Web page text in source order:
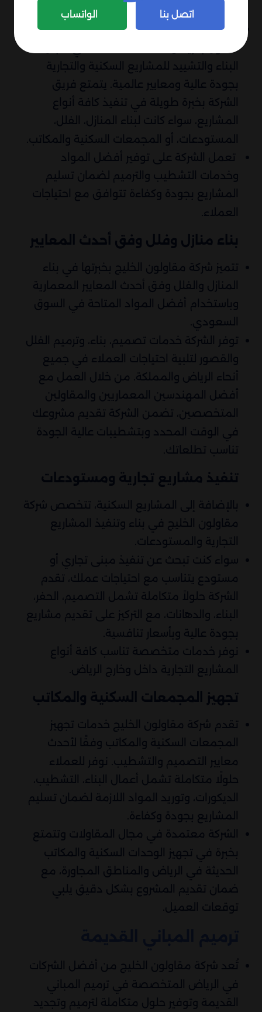
تقدم شركة مقاولون الخليج، التي تعد أفضل
مقاول بالرياض، خدمات متكاملة في مجال
البناء والتشييد للمشاريع السكنية والتجارية
بجودة عالية ومعايير عالمية. يتمتع فريق
الشركة بخبرة طويلة في تنفيذ كافة أنواع
المشاريع، سواء كانت لبناء المنازل، الفلل،
المستودعات، أو المجمعات السكنية والمكاتب.
تعمل الشركة على توفير أفضل المواد
وخدمات التشطيب والترميم لضمان تسليم
المشاريع بجودة وكفاءة تتوافق مع احتياجات
العملاء.
بناء منازل وفلل وفق أحدث المعايير
تتميز شركة مقاولون الخليج بخبرتها في بناء
المنازل والفلل وفق أحدث المعايير المعمارية
وباستخدام أفضل المواد المتاحة في السوق
السعودي.
توفر الشركة خدمات تصميم، بناء، وترميم الفلل
والقصور لتلبية احتياجات العملاء في جميع
أنحاء الرياض والمملكة. من خلال العمل مع
أفضل المهندسين المعماريين والمقاولين
المتخصصين، تضمن الشركة تقديم مشروعك
في الوقت المحدد وبتشطيبات عالية الجودة
تناسب تطلعاتك.
تنفيذ مشاريع تجارية ومستودعات
بالإضافة إلى المشاريع السكنية، تتخصص شركة
مقاولون الخليج في بناء وتنفيذ المشاريع
التجارية والمستودعات.
سواء كنت تبحث عن تنفيذ مبنى تجاري أو
مستودع يتناسب مع احتياجات عملك، تقدم
الشركة حلولاً متكاملة تشمل التصميم، الحفر،
البناء، والدهانات، مع التركيز على تقديم مشاريع
بجودة عالية وبأسعار تنافسية.
نوفر خدمات متخصصة تناسب كافة أنواع
المشاريع التجارية داخل وخارج الرياض.
تجهيز المجمعات السكنية والمكاتب
تقدم شركة مقاولون الخليج خدمات تجهيز
المجمعات السكنية والمكاتب وفقًا لأحدث
معايير التصميم والتشطيب. نوفر للعملاء
حلولًا متكاملة تشمل أعمال البناء، التشطيب،
الديكورات، وتوريد المواد اللازمة لضمان تسليم
المشاريع بجودة وكفاءة.
الشركة معتمدة في مجال المقاولات وتتمتع
بخبرة في تجهيز الوحدات السكنية والمكاتب
الحديثة في الرياض والمناطق المجاورة، مع
ضمان تقديم المشروع بشكل دقيق يلبي
توقعات العميل.
تُعد شركة مقاولون الخليج من أفضل الشركات
في الرياض المتخصصة في ترميم المباني
القديمة وتوفير حلول متكاملة لترميم وتجديد
اتصل بنا الواتساب